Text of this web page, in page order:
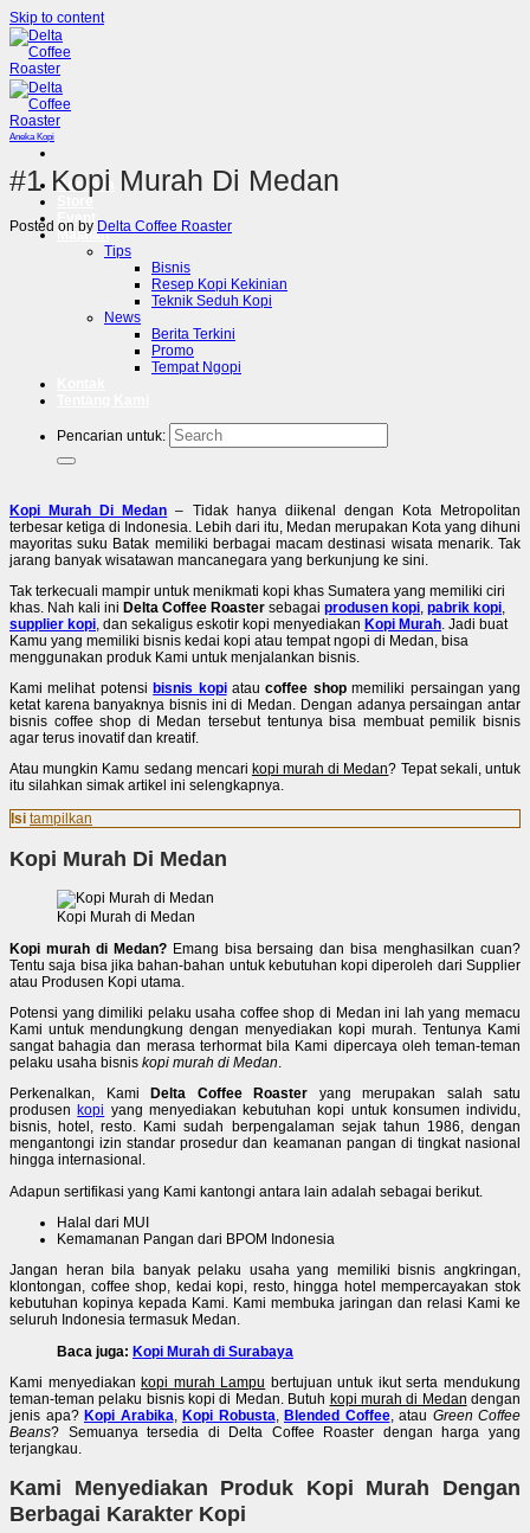
Skip to content
Beranda
Store
Event
Majalah
Tips
Bisnis
Resep Kopi Kekinian
Teknik Seduh Kopi
News
Berita Terkini
Promo
Tempat Ngopi
Pencarian untuk:
Aneka Kopi
#1 Kopi Murah Di Medan
Posted on by Delta Coffee Roaster
Kopi Murah Di Medan – Tidak hanya diikenal dengan Kota Metropolitan
terbesar ketiga di Indonesia. Lebih dari itu, Medan merupakan Kota yang dihuni
mayoritas suku Batak memiliki berbagai macam destinasi wisata menarik. Tak
jarang banyak wisatawan mancanegara yang berkunjung ke sini.
Tak terkecuali mampir untuk menikmati kopi khas Sumatera yang memiliki ciri
khas. Nah kali ini Delta Coffee Roaster sebagai produsen kopi, pabrik kopi,
supplier kopi, dan sekaligus eskotir kopi menyediakan Kopi Murah. Jadi buat
Kamu yang memiliki bisnis kedai kopi atau tempat ngopi di Medan, bisa
menggunakan produk Kami untuk menjalankan bisnis.
Kami melihat potensi bisnis kopiataucoffee shopmemiliki persaingan yang
ketat karena banyaknya bisnis ini di Medan. Dengan adanya persaingan antar
bisnis coffee shop di Medan tersebut tentunya bisa membuat pemilik bisnis
agar terus inovatif dan kreatif.
Atau mungkin Kamu sedang mencari kopi murah di Medan? Tepat sekali, untuk
itu silahkan simak artikel ini selengkapnya.
Isi tampilkan
Kopi Murah Di Medan
Kopi Murah di Medan
Kopi murah di Medan?Emang bisa bersaing dan bisa menghasilkan cuan?
Tentu saja bisa jika bahan-bahan untuk kebutuhan kopi diperoleh dari Supplier
atau Produsen Kopi utama.
Potensi yang dimiliki pelaku usaha coffee shop di Medan ini lah yang memacu
Kami untuk mendungkung dengan menyediakan kopi murah. Tentunya Kami
sangat bahagia dan merasa terhormat bila Kami dipercaya oleh teman-teman
pelaku usaha bisnis kopi murah di Medan.
Perkenalkan, Kami
Delta Coffee Roaster yang merupakan salah satu
produsen kopi yang menyediakan kebutuhan kopi untuk konsumen individu,
bisnis, hotel, resto. Kami sudah berpengalaman sejak tahun 1986, dengan
mengantongi izin standar prosedur dan keamanan pangan di tingkat nasional
hingga internasional.
Adapun sertifikasi yang Kami kantongi antara lain adalah sebagai berikut.
Halal dari MUI
Kemamanan Pangan dari BPOM Indonesia
Jangan heran bila banyak pelaku usaha yang memiliki bisnis angkringan,
klontongan, coffee shop, kedai kopi, resto, hingga hotel mempercayakan stok
kebutuhan kopinya kepada Kami. Kami membuka jaringan dan relasi Kami ke
seluruh Indonesia termasuk Medan.
Baca juga: Kopi Murah di Surabaya
Kami menyediakan kopi murah Lampu bertujuan untuk ikut serta mendukung
teman-teman pelaku bisnis kopi di Medan. Butuh kopi murah di Medan dengan
jenis apa? Kopi Arabika, Kopi Robusta, Blended Coffee, atau Green Coffee
Beans? Semuanya tersedia di Delta Coffee Roaster dengan harga yang
terjangkau.
Kami Menyediakan Produk Kopi Murah Dengan
Berbagai Karakter Kopi